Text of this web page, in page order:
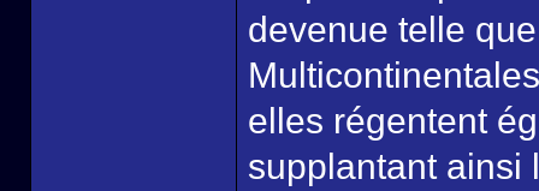
devenue telle
elles régentent
supplantant ainsi